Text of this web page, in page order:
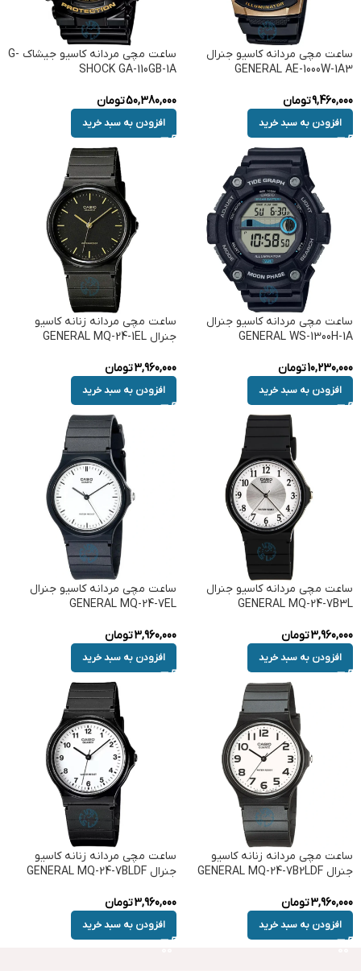
ساعت مچی مردانه کاسیو جنرال
GENERAL AE-1000W-1A3
9,460,000تومان
افزودن به سبد خرید
ساعت مچی مردانه کاسیو جیشاک G-
SHOCK GA-110GB-1A
50,380,000تومان
افزودن به سبد خرید
ساعت مچی مردانه کاسیو جنرال
GENERAL WS-1300H-1A
10,230,000تومان
افزودن به سبد خرید
ساعت مچی مردانه زنانه کاسیو
جنرال GENERAL MQ-24-1EL
3,960,000تومان
افزودن به سبد خرید
ساعت مچی مردانه کاسیو جنرال
GENERAL MQ-24-7B3L
3,960,000تومان
افزودن به سبد خرید
ساعت مچی مردانه کاسیو جنرال
GENERAL MQ-24-7EL
3,960,000تومان
افزودن به سبد خرید
ساعت مچی مردانه زنانه کاسیو
جنرال GENERAL MQ-24-7B2LDF
3,960,000تومان
افزودن به سبد خرید
ساعت مچی مردانه زنانه کاسیو
جنرال GENERAL MQ-24-7BLDF
3,960,000تومان
افزودن به سبد خرید